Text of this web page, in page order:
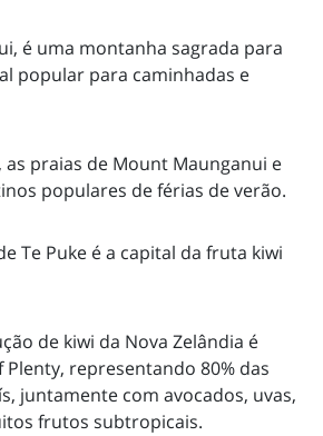
é uma montanha sagrada para
popular para caminhadas e
as praias de Mount Maunganui e
populares de férias de verão.
Te Puke é a capital da fruta kiwi
de kiwi da Nova Zelândia é
Plenty, representando 80% das
juntamente com avocados, uvas,
frutos subtropicais.